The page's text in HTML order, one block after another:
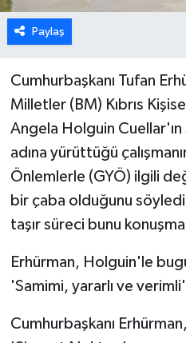
Paylaş
Cumhurbaşkanı Tufan
Milletler (BM) Kıbrıs
Angela Holguin
adına yürüttüğü
Önlemlerle (GYÖ) ilgili
bir çaba olduğunu
taşır süreci bunu
Erhürman, Holguin'le
'Samimi, yararlı ve
Cumhurbaşkanı
LEFKOŞA
MAGAZİN
Nöbetçi Eczaneler
ÖZEL HABER
SAĞLIK
SPOR
TATLISU